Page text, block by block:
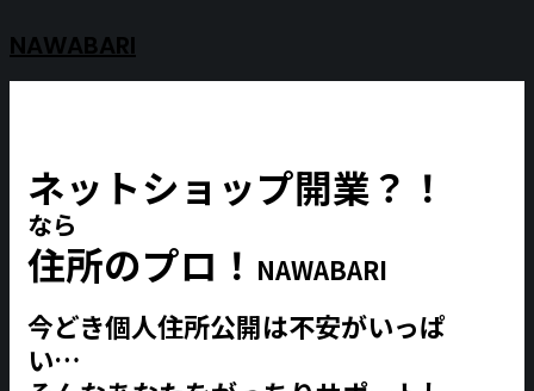
NAWABARI
ネットショップ開業？！
なら
住所のプロ！ NAWABARI
今どき個人住所公開は不安がいっぱ
い…